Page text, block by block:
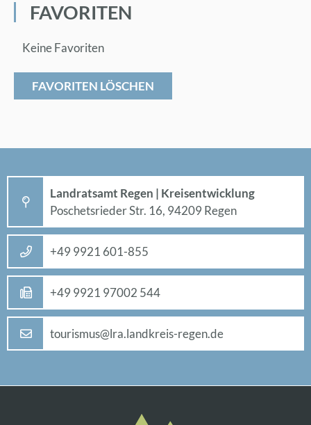
FA­VO­RI­TEN
Keine Favoriten
FAVORITEN LÖSCHEN
Land­rats­amt Re­gen | Kreis­ent­wick­lung
Po­sche­ts­rie­der Str. 16, 94209 Re­gen
+49 9921 601-855
+49 9921 97002 544
tou­ris­mus@​lra.​landkreis-re­gen.de